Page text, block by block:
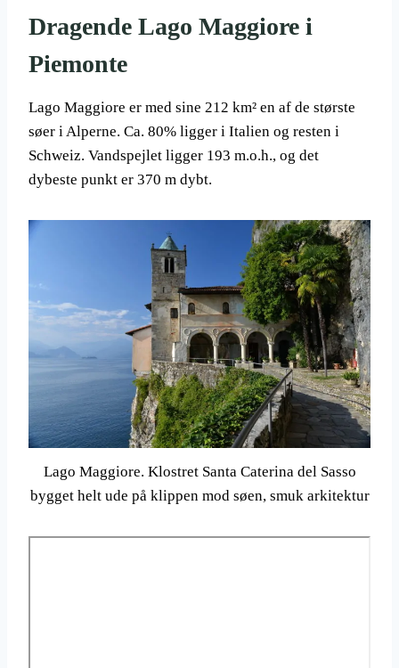
Dragende Lago Maggiore i
Piemonte
Lago Maggiore er med sine 212 km² en af de største
søer i Alperne. Ca. 80% ligger i Italien og resten i
Schweiz. Vandspejlet ligger 193 m.o.h., og det
dybeste punkt er 370 m dybt.
Lago Maggiore. Klostret Santa Caterina del Sasso
bygget helt ude på klippen mod søen, smuk arkitektur